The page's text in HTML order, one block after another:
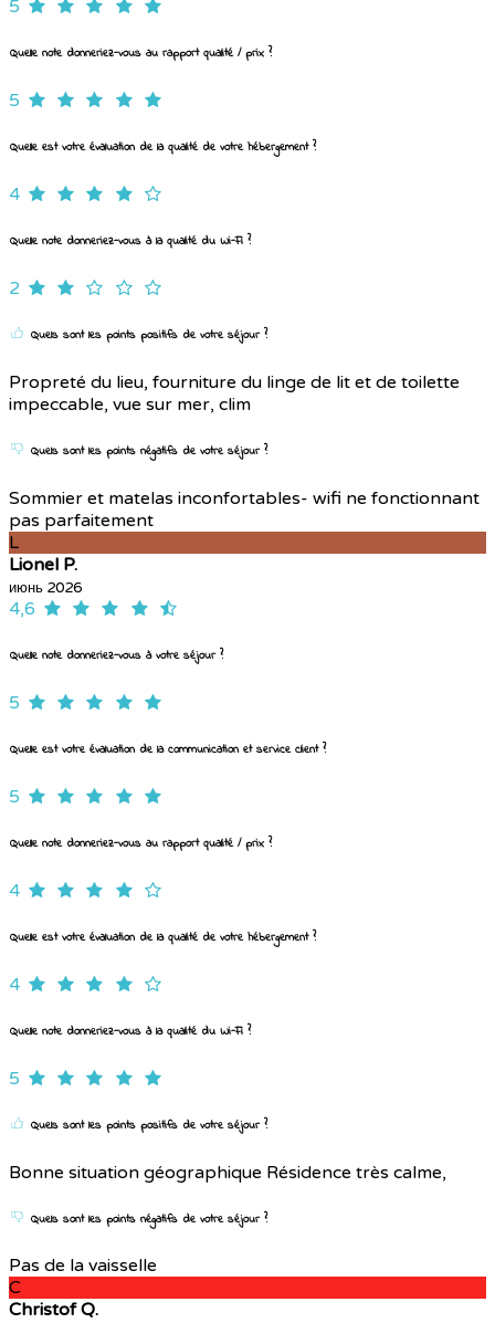
5
Quelle note donneriez-vous au rapport qualité / prix ?
5
Quelle est votre évaluation de la qualité de votre hébergement ?
4
Quelle note donneriez-vous à la qualité du Wi-Fi ?
2
Quels sont les points positifs de votre séjour ?
Propreté du lieu, fourniture du linge de lit et de toilette
impeccable, vue sur mer, clim
Quels sont les points négatifs de votre séjour ?
Sommier et matelas inconfortables- wifi ne fonctionnant
pas parfaitement
L
Lionel P.
июнь 2026
4,6
Quelle note donneriez-vous à votre séjour ?
5
Quelle est votre évaluation de la communication et service client ?
5
Quelle note donneriez-vous au rapport qualité / prix ?
4
Quelle est votre évaluation de la qualité de votre hébergement ?
4
Quelle note donneriez-vous à la qualité du Wi-Fi ?
5
Quels sont les points positifs de votre séjour ?
Bonne situation géographique Résidence très calme,
Quels sont les points négatifs de votre séjour ?
Pas de la vaisselle
C
Christof Q.